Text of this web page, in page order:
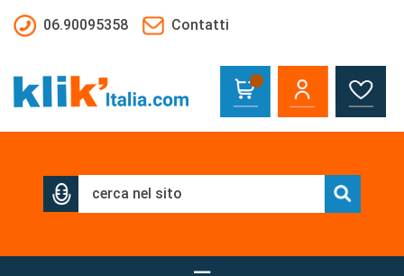
06.90095358
Contatti